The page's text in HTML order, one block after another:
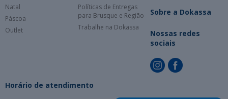
Natal
Páscoa
Outlet
Políticas de Entregas
para Brusque e Região
Trabalhe na Dokassa
Sobre a Dokassa
Nossas redes
sociais
Horário de atendimento